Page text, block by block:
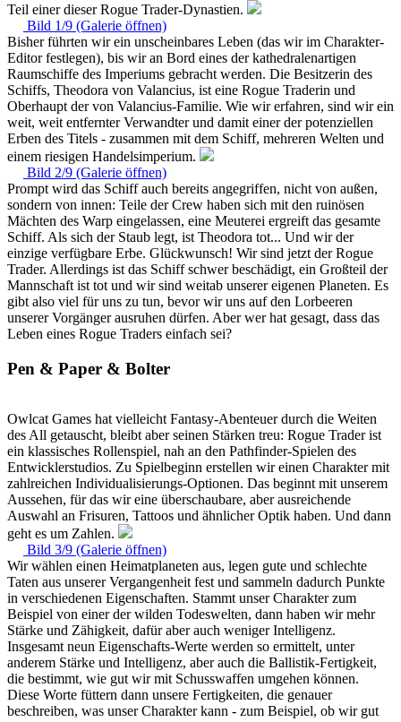
Teil einer dieser Rogue Trader-Dynastien.
Bild 1/9 (Galerie öffnen)
Bisher führten wir ein unscheinbares Leben (das wir im Charakter-
Editor festlegen), bis wir an Bord eines der kathedralenartigen
Raumschiffe des Imperiums gebracht werden. Die Besitzerin des
Schiffs, Theodora von Valancius, ist eine Rogue Traderin und
Oberhaupt der von Valancius-Familie. Wie wir erfahren, sind wir ein
weit, weit entfernter Verwandter und damit einer der potenziellen
Erben des Titels - zusammen mit dem Schiff, mehreren Welten und
einem riesigen Handelsimperium.
Bild 2/9 (Galerie öffnen)
Prompt wird das Schiff auch bereits angegriffen, nicht von außen,
sondern von innen: Teile der Crew haben sich mit den ruinösen
Mächten des Warp eingelassen, eine Meuterei ergreift das gesamte
Schiff. Als sich der Staub legt, ist Theodora tot... Und wir der
einzige verfügbare Erbe. Glückwunsch! Wir sind jetzt der Rogue
Trader. Allerdings ist das Schiff schwer beschädigt, ein Großteil der
Mannschaft ist tot und wir sind weitab unserer eigenen Planeten. Es
gibt also viel für uns zu tun, bevor wir uns auf den Lorbeeren
unserer Vorgänger ausruhen dürfen. Aber wer hat gesagt, dass das
Leben eines Rogue Traders einfach sei?
Pen & Paper & Bolter
Owlcat Games hat vielleicht Fantasy-Abenteuer durch die Weiten
des All getauscht, bleibt aber seinen Stärken treu: Rogue Trader ist
ein klassisches Rollenspiel, nah an den Pathfinder-Spielen des
Entwicklerstudios. Zu Spielbeginn erstellen wir einen Charakter mit
zahlreichen Individualisierungs-Optionen. Das beginnt mit unserem
Aussehen, für das wir eine überschaubare, aber ausreichende
Auswahl an Frisuren, Tattoos und ähnlicher Optik haben. Und dann
geht es um Zahlen.
Bild 3/9 (Galerie öffnen)
Wir wählen einen Heimatplaneten aus, legen gute und schlechte
Taten aus unserer Vergangenheit fest und sammeln dadurch Punkte
in verschiedenen Eigenschaften. Stammt unser Charakter zum
Beispiel von einer der wilden Todeswelten, dann haben wir mehr
Stärke und Zähigkeit, dafür aber auch weniger Intelligenz.
Insgesamt neun Eigenschafts-Werte werden so ermittelt, unter
anderem Stärke und Intelligenz, aber auch die Ballistik-Fertigkeit,
die bestimmt, wie gut wir mit Schusswaffen umgehen können.
Diese Worte füttern dann unsere Fertigkeiten, die genauer
beschreiben, was unser Charakter kann - zum Beispiel, ob wir gut